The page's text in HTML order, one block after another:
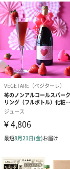
ダンボール装飾（
わり）（720円）
紙袋
商品に合わせたサ